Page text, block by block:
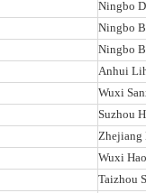
Ningbo
Ningbo
Ningbo
Anhui
Wuxi
Suzhou
Zhejiang
Wuxi
Taizhou